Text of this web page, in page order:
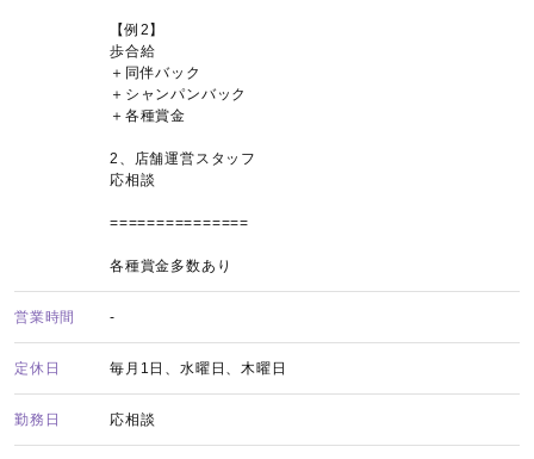
【例2】
歩合給
＋同伴バック
＋シャンパンバック
＋各種賞金
2、店舗運営スタッフ
応相談
===============
各種賞金多数あり
営業時間 -
定休日 毎月1日、水曜日、木曜日
勤務日 応相談